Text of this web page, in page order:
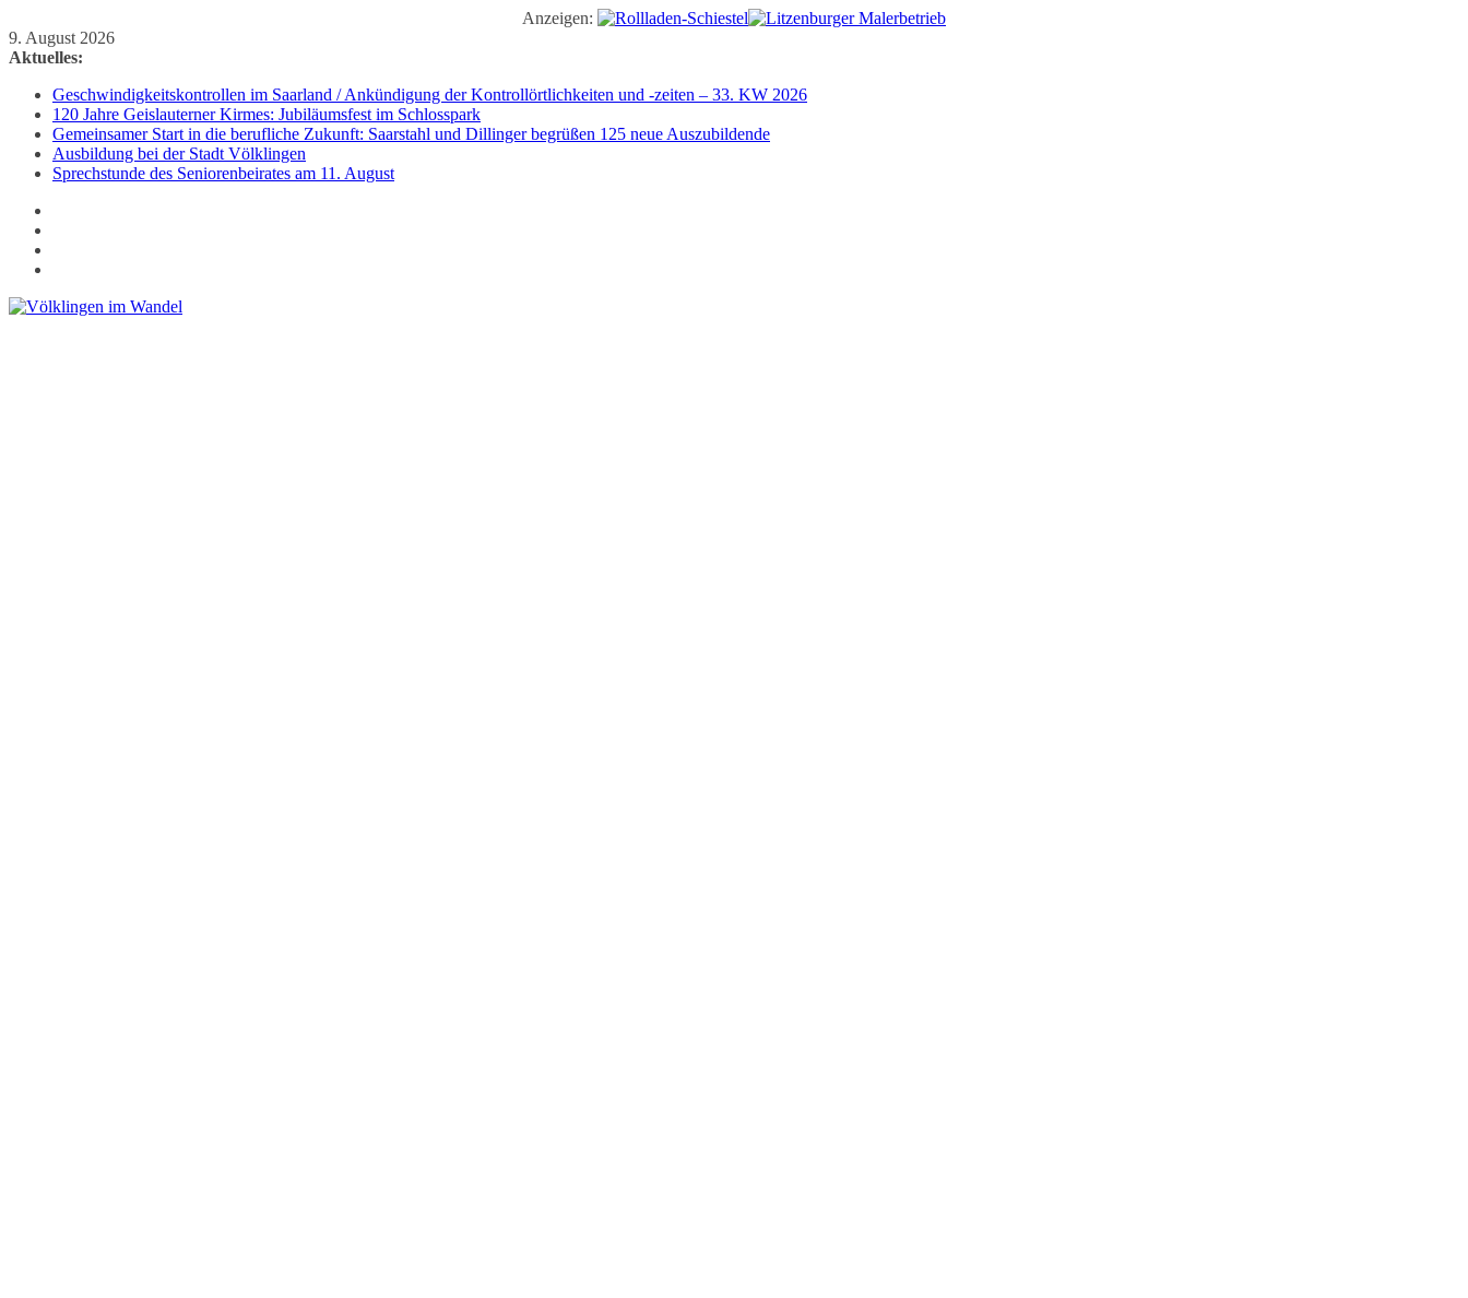
Anzeigen:
Zum
Inhalt
9. August 2026
Aktuelles:
Geschwindigkeitskontrollen im Saarland / Ankündigung der Kontrollörtlichkeiten und -zeiten – 33. KW 2026
120 Jahre Geislauterner Kirmes: Jubiläumsfest im Schlosspark
Gemeinsamer Start in die berufliche Zukunft: Saarstahl und Dillinger begrüßen 125 neue Auszubildende
Ausbildung bei der Stadt Völklingen
Sprechstunde des Seniorenbeirates am 11. August